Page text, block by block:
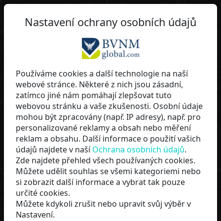
lippi
BVNMglobal
NYNÍ ZAČÍT
Nastavení ochrany osobních údajů
Používáme cookies a další technologie na naší
webové stránce. Některé z nich jsou zásadní,
zatímco jiné nám pomáhají zlepšovat tuto
webovou stránku a vaše zkušenosti. Osobní údaje
mohou být zpracovány (např. IP adresy), např. pro
personalizované reklamy a obsah nebo měření
reklam a obsahu. Další informace o použití vašich
údajů najdete v našíOchrana osobních údajů.
Zde najdete přehled všech používaných cookies.
Můžete udělit souhlas se všemi kategoriemi nebo
si zobrazit další informace a vybrat tak pouze
určité cookies.
Můžete kdykoli zrušit nebo upravit svůj výběr v
Nastavení.